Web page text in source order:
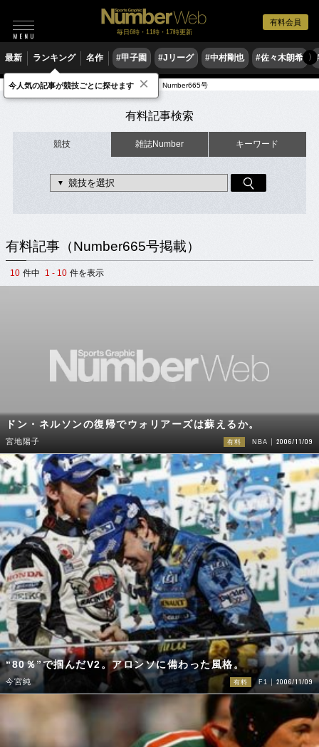
有料会員
毎日6時・11時・17時更新
最新 ランキング 名作 #甲子園 #Jリーグ #中村剛也 #佐々木朗希 〉
有料記事 出典元雑誌（2006年発売） Number665号
有料記事検索
競技 雑誌Number キーワード
有料記事（Number665号掲載）
10 件中 1 - 10 件を表示
ドン・ネルソンの復帰でウォリアーズは蘇えるか。
宮地陽子 有料 NBA 2006/11/09
“80％”で掴んだV2。アロンソに備わった風格。
今宮純 有料 F1 2006/11/09
今人気の記事が競技ごとに探せます ×